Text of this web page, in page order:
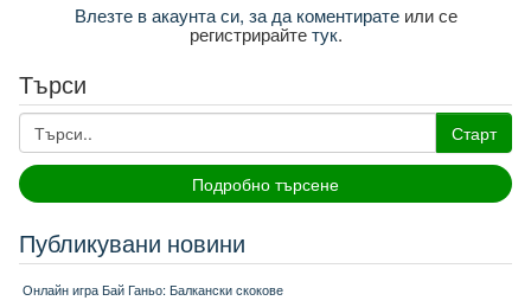
Влезте в акаунта си, за да коментиратеили се
регистрирайтетук.
Търси
Старт
Подробно търсене
Публикувани новини
Онлайн игра Бай Ганьо: Балкански скокове